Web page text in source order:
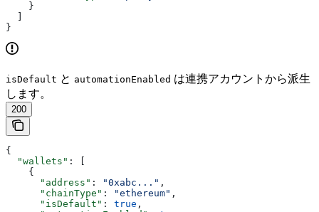
    }
}
isDefault と automationEnabled は連携アカウントから派生
します。
200
{
  "wallets"
: [
    {
      "address"
: "0xabc..." ,
      "chainType"
: "ethereum" ,
      "isDefault"
: true ,